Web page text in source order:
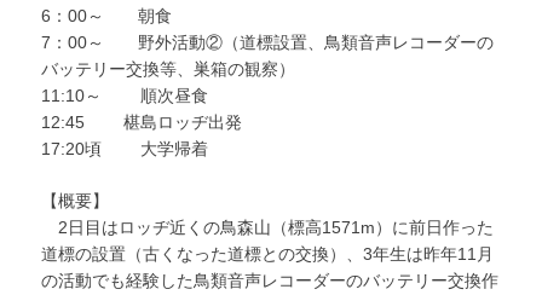
6：00～ 朝食
7：00～ 野外活動②（道標設置、鳥類音声レコーダーの
バッテリー交換等、巣箱の観察）
11:10～ 順次昼食
12:45 椹島ロッヂ出発
17:20頃 大学帰着
【概要】
2日目はロッヂ近くの鳥森山（標高1571m）に前日作った
道標の設置（古くなった道標との交換）、3年生は昨年11月
の活動でも経験した鳥類音声レコーダーのバッテリー交換作